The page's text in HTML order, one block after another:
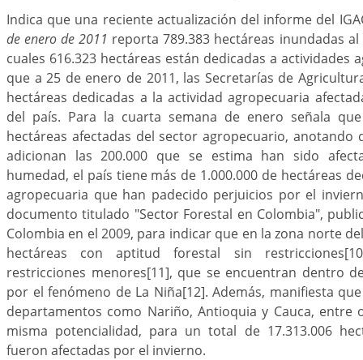
Indica que una reciente actualización del informe del
de enero de 2011 reporta 789.383 hectáreas inundadas
cuales 616.323 hectáreas están dedicadas a actividades
que a 25 de enero de 2011, las Secretarías de
hectáreas dedicadas a la actividad agropecuaria
del país. Para la cuarta semana de enero señala
hectáreas afectadas del sector agropecuario, anotando
adicionan las 200.000 que se estima han sido
humedad, el país tiene más de 1.000.000 de hectáreas
agropecuaria que han padecido perjuicios por el
documento titulado "Sector Forestal en Colombia",
Colombia en el 2009, para indicar que en la zona norte
hectáreas con aptitud forestal sin restricciones
restricciones menores[11], que se encuentran dentro
por el fenómeno de La Niña[12]. Además, manifiesta
departamentos como Nariño, Antioquia y Cauca, entre
misma potencialidad, para un total de 17.313.006
fueron afectadas por el invierno.